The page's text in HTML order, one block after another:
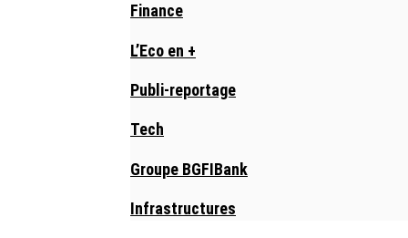
Finance
L’Eco en +
Publi-reportage
Tech
Groupe BGFIBank
Infrastructures